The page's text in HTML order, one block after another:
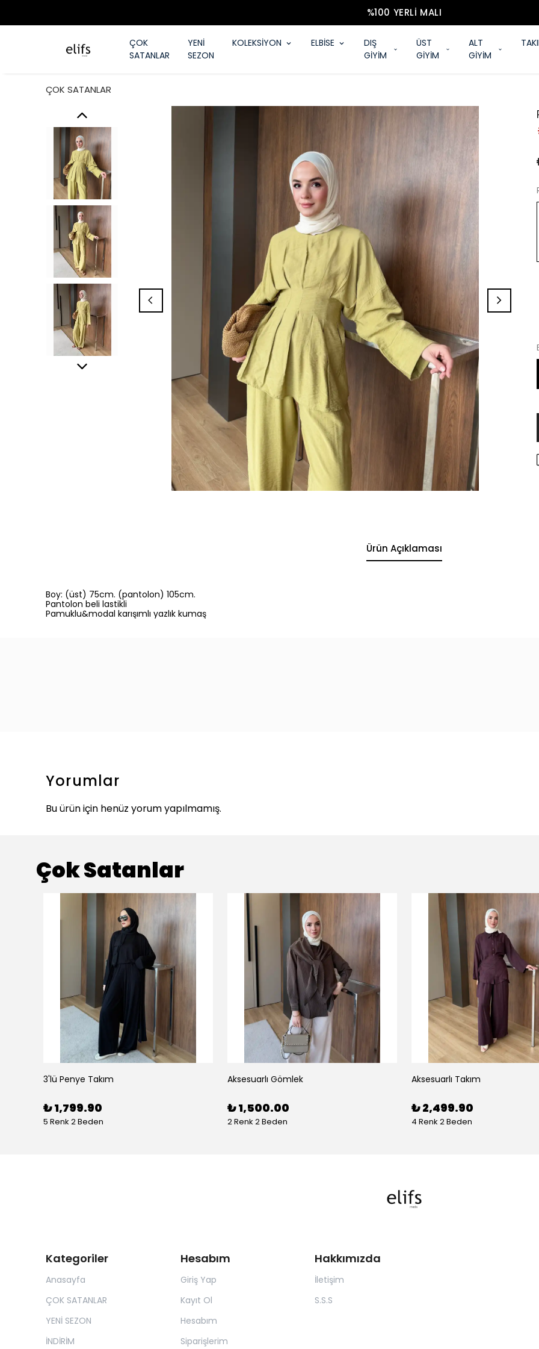
%100 YERLI MALI
ÇOK
SATANLAR
YENİ
SEZON
KOLEKSİYON ELBİSE
DIŞ
GİYİM
ÜST
GİYİM
ALT
GİYİM
ÇOK SATANLAR
Ürün Açıklaması
Boy: (üst) 75cm. (pantolon) 105cm.
Pantolon beli lastikli
Pamuklu&modal karışımlı yazlık kumaş
Yorumlar
Bu ürün için henüz yorum yapılmamış.
Çok Satanlar
3'lü Penye Takım
₺ 1,799.90
5 Renk 2 Beden
Aksesuarlı Gömlek
₺ 1,500.00
2 Renk 2 Beden
Aksesuarlı Takım
₺ 2,499.90
4 Renk 2 Beden
Kategoriler
Anasayfa
ÇOK SATANLAR
YENİ SEZON
İNDİRİM
Hesabım
Giriş Yap
Kayıt Ol
Hesabım
Siparişlerim
Hakkımızda
İletişim
S.S.S